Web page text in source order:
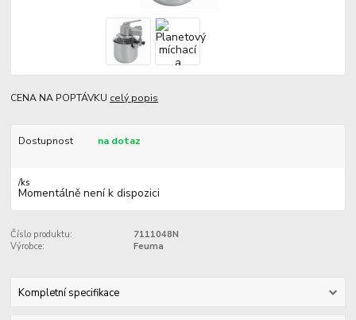
CENA NA POPTÁVKU celý popis
Dostupnost na dotaz
/ks
Momentálně není k dispozici
Číslo produktu:
7111048N
Výrobce:
Feuma
Kompletní specifikace